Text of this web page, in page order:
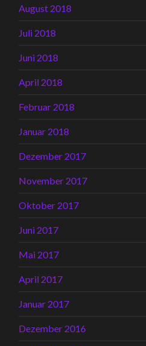
August 2018
Juli 2018
Juni 2018
April 2018
Februar 2018
Januar 2018
Dezember 2017
November 2017
Oktober 2017
Juni 2017
Mai 2017
April 2017
Januar 2017
Dezember 2016